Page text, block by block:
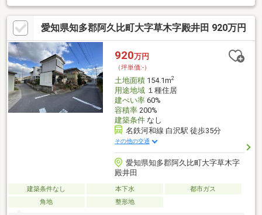
カーやプランでご検討いただけます！・東側公道約3.0m、北側公
道約4.0mに接道しており、角地に立地する開放感のある土地です
♪・名鉄河和線「坂部」駅まで徒歩約33分、阿久比町コミュニテ
ィ「福池公園」停まで徒歩約5分。・草木小学校まで徒歩約6分、
草木保育園まで徒歩約4分、コンビニまで徒歩約3分と、生活しや
すい環境がそろっています！・高台にある土地で、現況は古家あ
り、引渡条件は解体更地渡しです。
愛知県知多郡阿久比町大字草木字殿井田 920万円
920万円
（坪単価:-）
土地面積154.1m2
用途地域１種住居
建ぺい率60%
容積率200%
建築条件なし
名鉄河和線 白沢駅 徒歩35分
その他の交通
愛知県知多郡阿久比町大字草木字
殿井田
建築条件なし 本下水
都市ガス
角地
整形地